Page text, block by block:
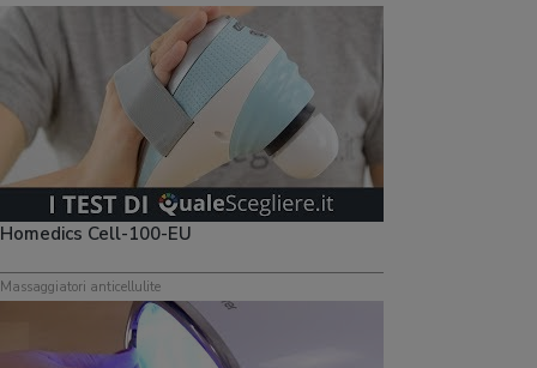
Homedics Cell-100-EU
Massaggiatori anticellulite